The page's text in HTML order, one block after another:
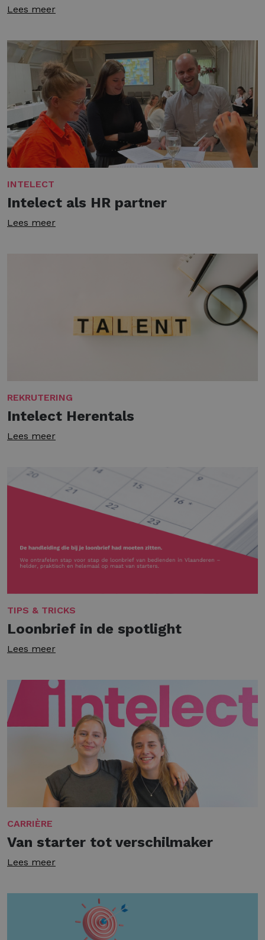
Lees meer
INTELECT
Intelect als HR partner
Lees meer
REKRUTERING
Intelect Herentals
Lees meer
TIPS & TRICKS
Loonbrief in de spotlight
Lees meer
CARRIÈRE
Van starter tot verschilmaker
Lees meer